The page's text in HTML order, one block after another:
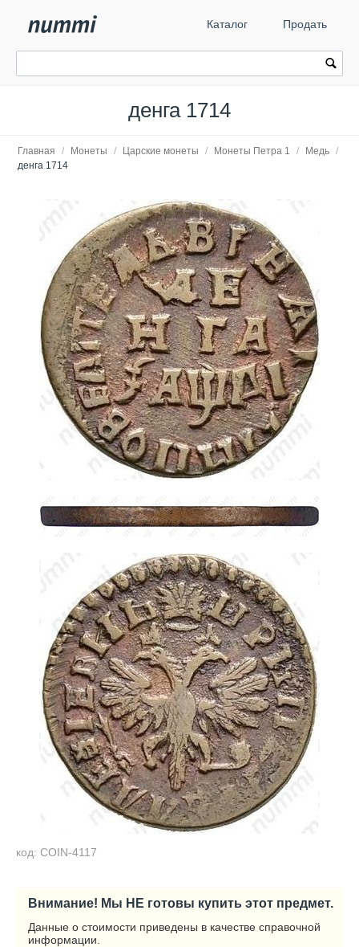
Каталог Продать
денга 1714
Главная / Монеты / Царские монеты / Монеты Петра 1 / Медь /
денга 1714
код: COIN-4117
Внимание! Мы НЕ готовы купить этот предмет.
Данные о стоимости приведены в качестве справочной
информации.